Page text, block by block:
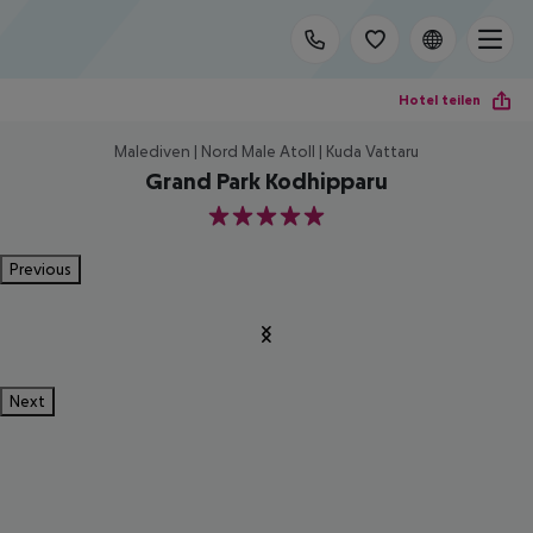
Hotel teilen
Malediven | Nord Male Atoll | Kuda Vattaru
Grand Park Kodhipparu
5
Previous
Next